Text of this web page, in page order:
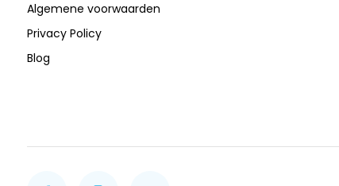
Algemene voorwaarden
Privacy Policy
Blog